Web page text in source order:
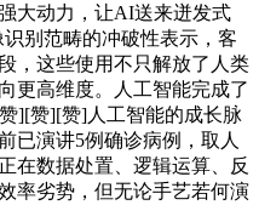
大动力，让AI送来迸发式
别范畴的冲破性表示，客
，这些使用不只解放了人类
更高维度。人工智能完成了
][赞][赞]人工智能的成长脉
已演讲5例确诊病例，取人
在数据处置、逻辑运算、反
率劣势，但无论手艺若何演